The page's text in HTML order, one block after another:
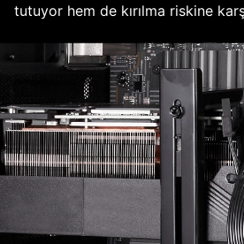
tutuyor hem de kırılma riskine